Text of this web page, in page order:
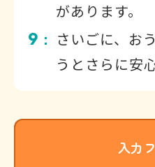
があります。
9 ：
さいごに、お
うとさらに安
入力